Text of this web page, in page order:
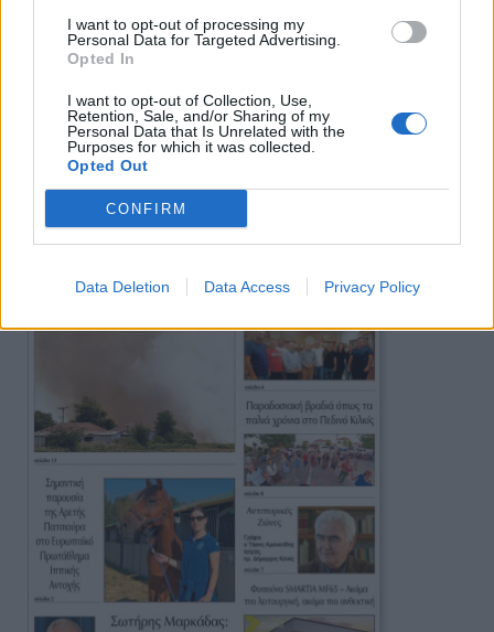
I want to opt-out of processing my
Personal Data for Targeted Advertising.
Opted In
I want to opt-out of Collection, Use,
Retention, Sale, and/or Sharing of my
Personal Data that Is Unrelated with the
Purposes for which it was collected.
Opted Out
CONFIRM
Data Deletion Data Access Privacy Policy
Πρωινή